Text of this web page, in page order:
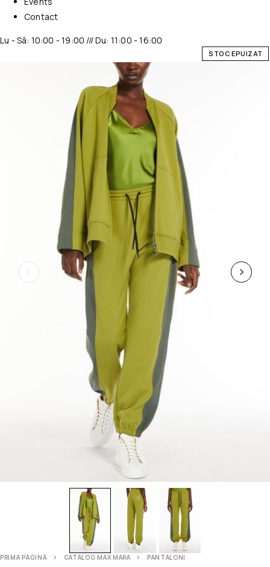
Contact
Lu - Sâ: 10:00 - 19:00 /// Du: 11:00 - 16:00
STOC EPUIZAT
PRIMA PAGINĂ CATALOG MAX MARA PANTALONI